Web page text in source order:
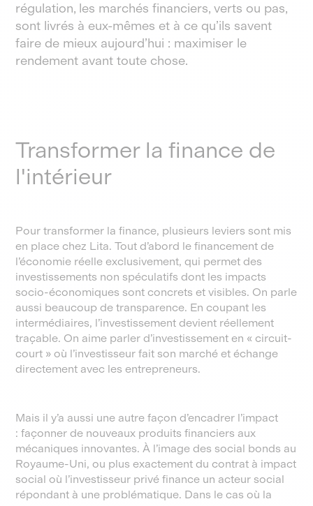
régulation, les marchés financiers, verts ou pas,
sont livrés à eux-mêmes et à ce qu’ils savent
faire de mieux aujourd’hui : maximiser le
rendement avant toute chose.
Transformer la finance de
l'intérieur
Pour transformer la finance, plusieurs leviers sont mis
en place chez Lita. Tout d’abord le financement de
l’économie réelle exclusivement, qui permet des
investissements non spéculatifs dont les impacts
socio-économiques sont concrets et visibles. On parle
aussi beaucoup de transparence. En coupant les
intermédiaires, l’investissement devient réellement
traçable. On aime parler d’investissement en « circuit-
court » où l’investisseur fait son marché et échange
directement avec les entrepreneurs.
Mais il y’a aussi une autre façon d’encadrer l’impact
: façonner de nouveaux produits financiers aux
mécaniques innovantes. À l’image des social bonds au
Royaume-Uni, ou plus exactement du contrat à impact
social où l’investisseur privé finance un acteur social
répondant à une problématique. Dans le cas où la